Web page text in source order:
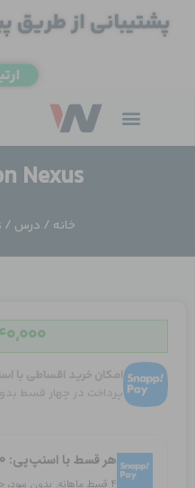
Nexus
خانه / درس / NX-API on Nexus
امکان خرید اقساطی با
پرداخت در چهار قسط
هر قسط با اسنپ‌پی:
۴ قسط ماهانه. بدون سود، چک و ضامن.
API